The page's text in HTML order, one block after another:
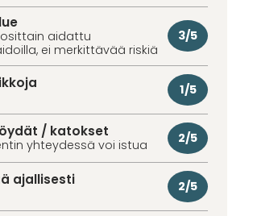
osittain aidattu
ei merkittävää riskiä
3/5
1/5
/ katokset
yhteydessä voi istua 2/5
ajallisesti 2/5